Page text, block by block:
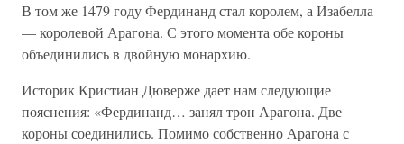
В том же 1479 году Фердинанд стал королем, а Изабелла
— королевой Арагона. С этого момента обе короны
объединились в двойную монархию.
Историк Кристиан Дюверже дает нам следующие
пояснения: «Фердинанд… занял трон Арагона. Две
короны соединились. Помимо собственно Арагона с